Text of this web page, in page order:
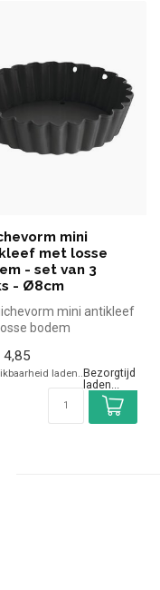
mini
met losse
- set van 3
- Ø8cm
mini antikleef
bodem
4,85
laden..